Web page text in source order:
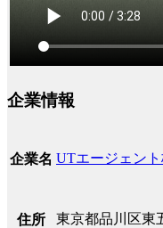
企業情報
企業名 UTエージェン
住所 東京都品川区東